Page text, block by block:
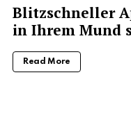
Blitzschneller
in Ihrem Mund
Read More